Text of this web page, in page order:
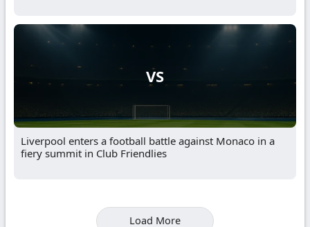
VS
Liverpool enters a football battle against Monaco in a
fiery summit in Club Friendlies
Load More